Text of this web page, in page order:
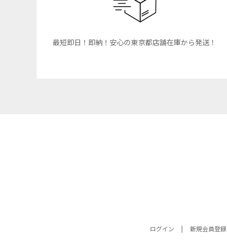
最短即日！即納！安心の東京都店舗在庫から発送！
ログイン 新規会員登録